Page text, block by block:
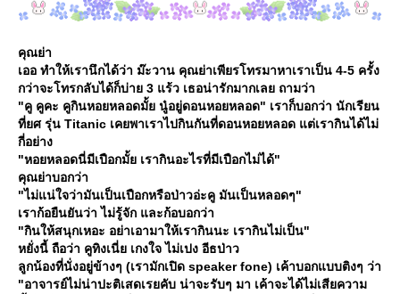
คุณย่า
เออ ทำให้เรานึกได้ว่า ม๊ะวาน คุณย่าเพียรโทรมาหาเราเป็น 4-5 ครั้ง
กว่าจะโทรกลับได้ก็บ่าย 3 แร้ว เธอน่ารักมากเลย ถามว่า
"คู คูคะ คูกินหอยหลอดมั้ย นู๋อยู่ดอนหอยหลอด" เราก็บอกว่า นักเรียน
ที่ยศ รุ่น Titanic เคยพาเราไปกินกันที่ดอนหอยหลอด แต่เรากินได้ไม่
กี่อย่าง
"หอยหลอดนี่มีเปือกมั้ย เรากินอะไรที่มีเปือกไม่ได้"
คุณย่าบอกว่า
"ไม่แน่ใจว่ามันเป็นเปือกหรือป่าวอ่ะคู มันเป็นหลอดๆ"
เราก้อยืนยันว่า ไม่รู้จัก และก้อบอกว่า
"กินให้สนุกเหอะ อย่าเอามาให้เรากินนะ เรากินไม่เป็น"
หยั่งนี้ ถือว่า คูทิงเนี่ย เกงใจ ไม่เปง อีธป่าว
ลูกน้องที่นั่งอยู่ข้างๆ (เรามักเปิด speaker fone) เค้าบอกแบบติงๆ ว่า
"อาจารย์ไม่น่าปะติเสดเรยคับ น่าจะรับๆ มา เค้าจะได้ไม่เสียความ